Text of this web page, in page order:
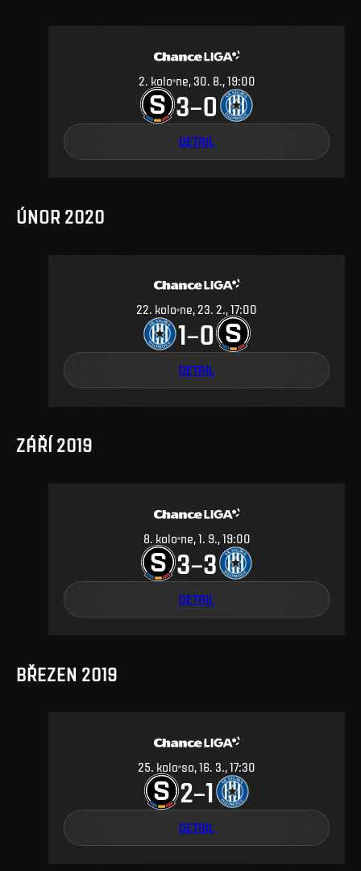
2. kolo ne, 30. 8., 19:00
3–0
DETAIL
ÚNOR 2020
22. kolo ne, 23. 2., 17:00
1–0
DETAIL
ZÁŘÍ 2019
8. kolo ne, 1. 9., 19:00
3–3
DETAIL
BŘEZEN 2019
25. kolo so, 16. 3., 17:30
2–1
DETAIL